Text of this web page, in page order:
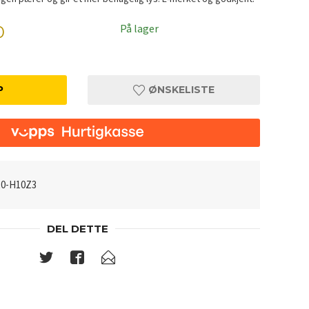
På lager
ØNSKELISTE
H10Z3
DEL DETTE